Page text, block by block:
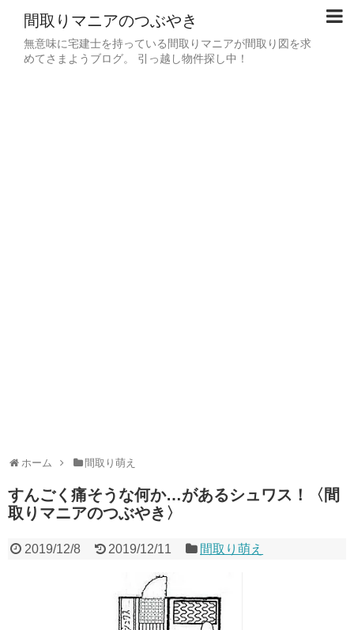
間取りマニアのつぶやき
無意味に宅建士を持っている間取りマニアが間取り図を求
めてさまようブログ。 引っ越し物件探し中！
ホーム 間取り萌え
すんごく痛そうな何か…があるシュワス！〈間
取りマニアのつぶやき〉
2019/12/8 2019/12/11 間取り萌え